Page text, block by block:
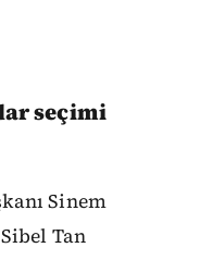
seçimi
Sinem
Tan